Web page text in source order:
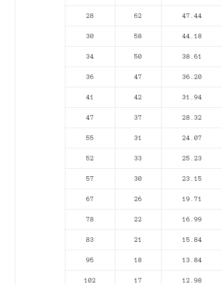
28 62 47.44
30 58 44.18
34 50 38.61
36 47 36.20
41 42 31.94
47 37 28.32
55 31 24.07
52 33 25.23
57 30 23.15
67 26 19.71
78 22 16.99
83 21 15.84
95 18 13.84
102 17 12.98